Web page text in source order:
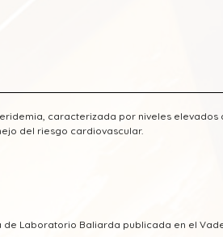
caracterizada por niveles
del riesgo cardiovascular.
Laboratorio Baliarda publicada en el